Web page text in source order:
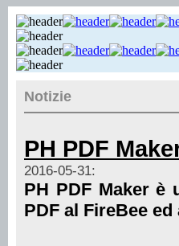
Notizie
PH PDF
2016-05-31:
PH PDF Maker è
PDF al FireBee